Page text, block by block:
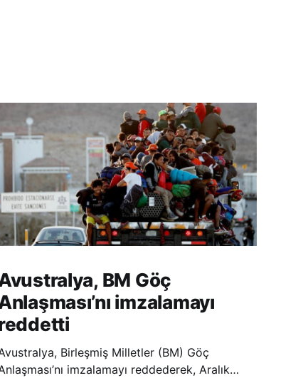
BM Göç
imzalamayı
Birleşmiş Milletler (BM) Göç
imzalamayı reddederek, Aralık